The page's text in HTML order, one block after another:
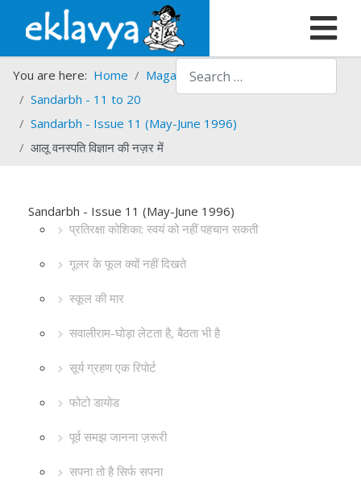
Search
You are here: Home Magazines
Sandarbh
Sandarbh - 11 to 20
Sandarbh - Issue 11 (May-June 1996)
आलू वनस्पति विज्ञान की नज़र में
Sandarbh - Issue 11 (May-June 1996)
प्रतिरक्षा कोशिका: स्वयं को नहीं पहचान सकती
गूलर के फूल क्यों नहीं दिखते
स्कूल की मार
सवालीराम-घोड़ा लेटता है, बैठता भी है
सूर्य ग्रहण एक रिपोर्ट
फोटो डायोड
पूर्व समझ जानना ज़रूरी
सपना तो है सिर्फ सपना